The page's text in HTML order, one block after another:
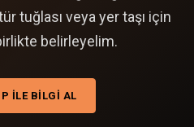
tuğlası veya yer taşı için
belirleyelim.
ILE BILGI AL